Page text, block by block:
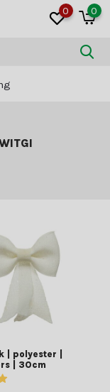
0 0
| polyester |
| 30cm